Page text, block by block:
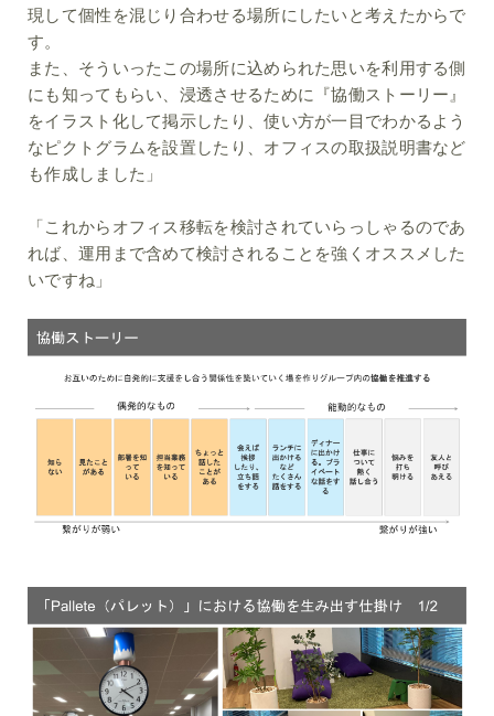
現して個性を混じり合わせる場所にしたいと考えたからで
す。
また、そういったこの場所に込められた思いを利用する側
にも知ってもらい、浸透させるために『協働ストーリー』
をイラスト化して掲示したり、使い方が一目でわかるよう
なピクトグラムを設置したり、オフィスの取扱説明書など
も作成しました」
「これからオフィス移転を検討されていらっしゃるのであ
れば、運用まで含めて検討されることを強くオススメした
いですね」